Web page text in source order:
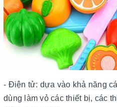
- Điện tử: dựa vào khả năng
dùng làm vỏ các thiết bị, các